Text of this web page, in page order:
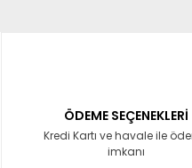
ÖDEME SEÇENEKLERİ
Kredi Kartı ve havale ile
imkanı